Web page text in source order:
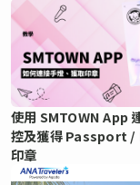
使用 SMTOWN App
控及獲得 Passport /
印章